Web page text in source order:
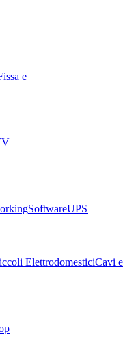
e
SoftwareUPS
ElettrodomesticiCavi e